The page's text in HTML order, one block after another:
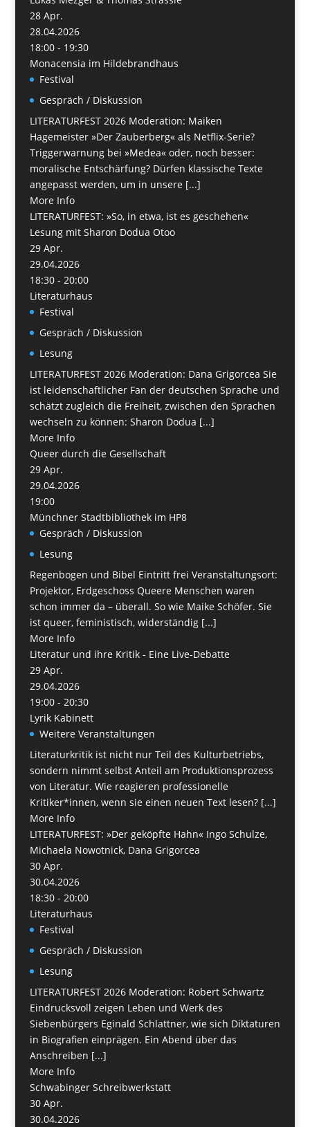
28 Apr.
28.04.2026
18:00 - 19:30
Monacensia im Hildebrandhaus
Festival
Gespräch / Diskussion
LITERATURFEST 2026 Moderation: Maiken
Hagemeister »Der Zauberberg« als Netflix-Serie?
Triggerwarnung bei »Medea« oder, noch besser:
moralische Entschärfung? Dürfen klassische Texte
angepasst werden, um in unsere [...]
More Info
LITERATURFEST: »So, in etwa, ist es geschehen«
Lesung mit Sharon Dodua Otoo
29 Apr.
29.04.2026
18:30 - 20:00
Literaturhaus
Festival
Gespräch / Diskussion
Lesung
LITERATURFEST 2026 Moderation: Dana Grigorcea Sie
ist leidenschaftlicher Fan der deutschen Sprache und
schätzt zugleich die Freiheit, zwischen den Sprachen
wechseln zu können: Sharon Dodua [...]
More Info
Queer durch die Gesellschaft
29 Apr.
29.04.2026
19:00
Münchner Stadtbibliothek im HP8
Gespräch / Diskussion
Lesung
Regenbogen und Bibel Eintritt frei Veranstaltungsort:
Projektor, Erdgeschoss Queere Menschen waren
schon immer da – überall. So wie Maike Schöfer. Sie
ist queer, feministisch, widerständig [...]
More Info
Literatur und ihre Kritik - Eine Live-Debatte
29 Apr.
29.04.2026
19:00 - 20:30
Lyrik Kabinett
Weitere Veranstaltungen
Literaturkritik ist nicht nur Teil des Kulturbetriebs,
sondern nimmt selbst Anteil am Produktionsprozess
von Literatur. Wie reagieren professionelle
Kritiker*innen, wenn sie einen neuen Text lesen? [...]
More Info
LITERATURFEST: »Der geköpfte Hahn« Ingo Schulze,
Michaela Nowotnick, Dana Grigorcea
30 Apr.
30.04.2026
18:30 - 20:00
Literaturhaus
Festival
Gespräch / Diskussion
Lesung
LITERATURFEST 2026 Moderation: Robert Schwartz
Eindrucksvoll zeigen Leben und Werk des
Siebenbürgers Eginald Schlattner, wie sich Diktaturen
in Biografien einprägen. Ein Abend über das
Anschreiben [...]
More Info
Schwabinger Schreibwerkstatt
30 Apr.
30.04.2026